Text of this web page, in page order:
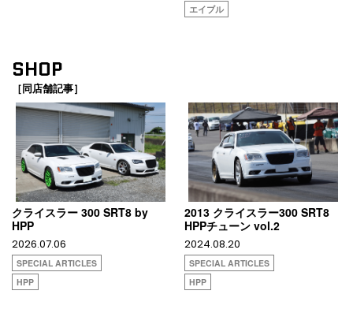
エイブル
SHOP
［同店舗記事］
クライスラー 300 SRT8 by
HPP
2026.07.06
SPECIAL ARTICLES
HPP
2013 クライスラー300 SRT8
HPPチューン vol.2
2024.08.20
SPECIAL ARTICLES
HPP